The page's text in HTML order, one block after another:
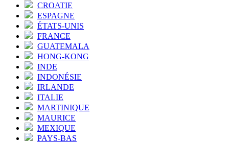
CROATIE
ESPAGNE
ÉTATS-UNIS
FRANCE
GUATEMALA
HONG-KONG
INDE
INDONÉSIE
IRLANDE
ITALIE
MARTINIQUE
MAURICE
MEXIQUE
PAYS-BAS